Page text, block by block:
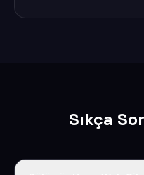
Sıkça